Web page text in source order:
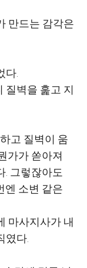
만드는 감각은
다.
질벽을 훑고 지
고 질벽이 움
가가 쏟아져
. 그렇잖아도
엔 소변 같은
마사지사가 내
였다.